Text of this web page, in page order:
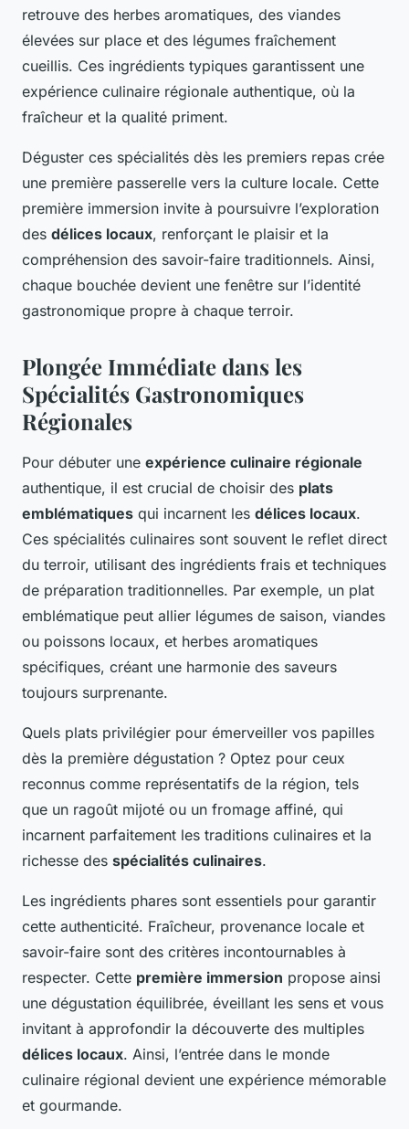
retrouve des herbes aromatiques, des viandes
élevées sur place et des légumes fraîchement
cueillis. Ces ingrédients typiques garantissent une
expérience culinaire régionale authentique, où la
fraîcheur et la qualité priment.
Déguster ces spécialités dès les premiers repas crée
une première passerelle vers la culture locale. Cette
première immersion invite à poursuivre l’exploration
des délices locaux, renforçant le plaisir et la
compréhension des savoir-faire traditionnels. Ainsi,
chaque bouchée devient une fenêtre sur l’identité
gastronomique propre à chaque terroir.
Plongée Immédiate dans les
Spécialités Gastronomiques
Régionales
Pour débuter une expérience culinaire régionale
authentique, il est crucial de choisir des plats
emblématiques qui incarnent les délices locaux.
Ces spécialités culinaires sont souvent le reflet direct
du terroir, utilisant des ingrédients frais et techniques
de préparation traditionnelles. Par exemple, un plat
emblématique peut allier légumes de saison, viandes
ou poissons locaux, et herbes aromatiques
spécifiques, créant une harmonie des saveurs
toujours surprenante.
Quels plats privilégier pour émerveiller vos papilles
dès la première dégustation ? Optez pour ceux
reconnus comme représentatifs de la région, tels
que un ragoût mijoté ou un fromage affiné, qui
incarnent parfaitement les traditions culinaires et la
richesse des spécialités culinaires.
Les ingrédients phares sont essentiels pour garantir
cette authenticité. Fraîcheur, provenance locale et
savoir-faire sont des critères incontournables à
respecter. Cette première immersion propose ainsi
une dégustation équilibrée, éveillant les sens et vous
invitant à approfondir la découverte des multiples
délices locaux. Ainsi, l’entrée dans le monde
culinaire régional devient une expérience mémorable
et gourmande.